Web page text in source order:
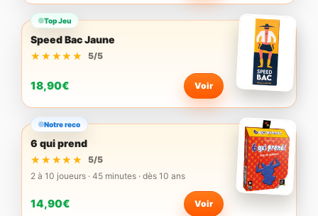
Top Jeu
Speed Bac Jaune
★★★★★
★★★★★ 5/5
18,90€ Voir
Notre reco
6 qui prend
★★★★★
★★★★★
5/5
2 à 10 joueurs · 45 minutes · dès 10 ans
14,90€ Voir